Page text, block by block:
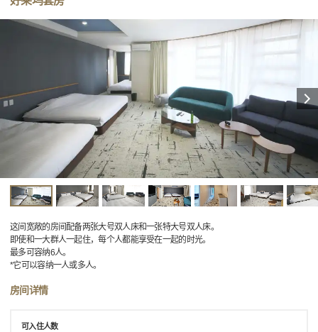
这间宽敞的房间配备两张大号双人床和一张特大号双人床。
即使和一大群人一起住，每个人都能享受在一起的时光。
最多可容纳6人。
*它可以容纳一人或多人。
房间详情
可入住人数